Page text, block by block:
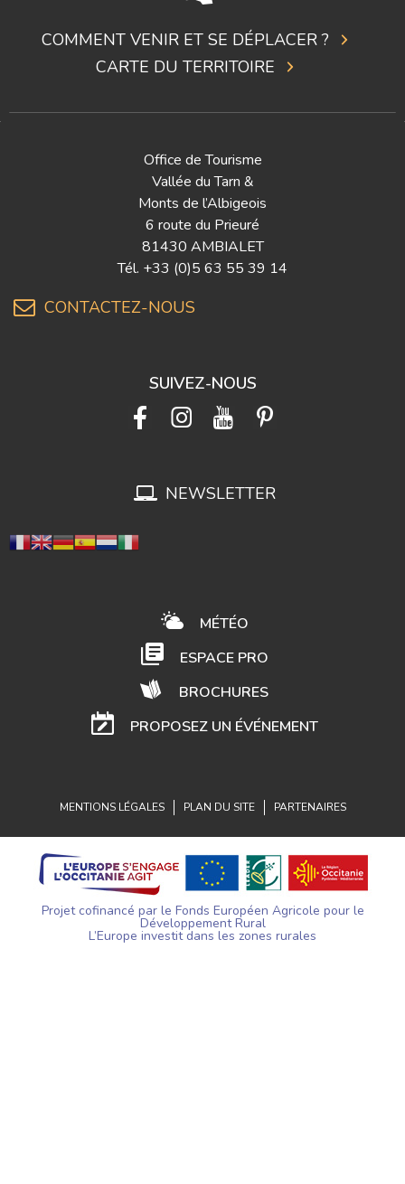
COMMENT VENIR ET SE DÉPLACER ?
CARTE DU TERRITOIRE
Office de Tourisme
Vallée du Tarn &
Monts de l’Albigeois
6 route du Prieuré
81430 AMBIALET
Tél. +33 (0)5 63 55 39 14
CONTACTEZ-NOUS
SUIVEZ-NOUS
NEWSLETTER
MÉTÉO
ESPACE PRO
BROCHURES
PROPOSEZ UN ÉVÉNEMENT
MENTIONS LÉGALES PLAN DU SITE PARTENAIRES
Projet cofinancé par le Fonds Européen Agricole pour le
Développement Rural
L’Europe investit dans les zones rurales